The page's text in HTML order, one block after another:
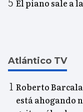
El piano sale a
Atlántico TV
Roberto
está ahogando